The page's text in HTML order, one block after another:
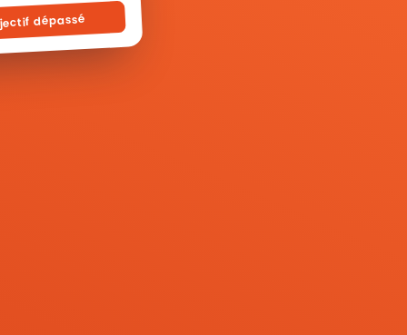
dépassé